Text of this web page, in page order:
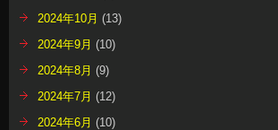
2024年10月 (13)
2024年9月 (10)
2024年8月 (9)
2024年7月 (12)
2024年6月 (10)